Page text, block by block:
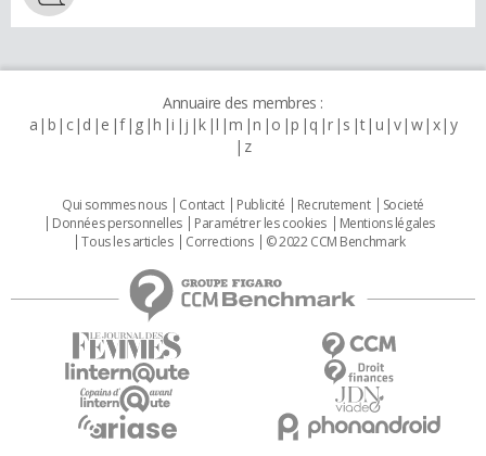
Annuaire des membres :
a b c d e f g h i j k l m n o p q r s t u v w x y
z
Qui sommes nous Contact Publicité Recrutement
Societé
Données personnelles
Paramétrer les cookies
Mentions légales
Tous les articles
Corrections © 2022 CCM Benchmark